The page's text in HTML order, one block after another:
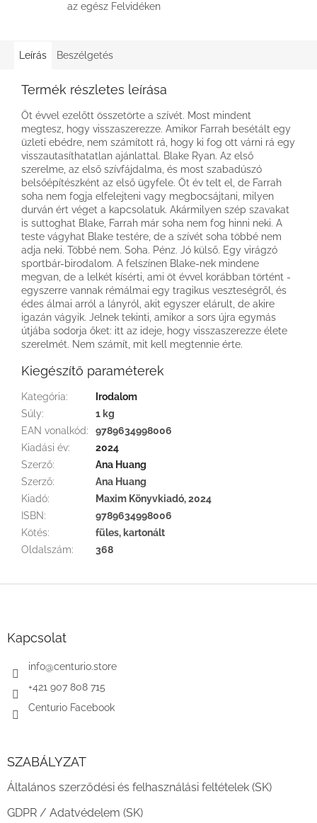
az egész Felvidéken
Leírás Beszélgetés
Termék részletes leírása
Öt évvel ezelőtt összetörte a szívét. Most mindent
megtesz, hogy visszaszerezze. Amikor Farrah besétált egy
üzleti ebédre, nem számított rá, hogy ki fog ott várni rá egy
visszautasíthatatlan ajánlattal. Blake Ryan. Az első
szerelme, az első szívfájdalma, és most szabadúszó
belsőépítészként az első ügyfele. Öt év telt el, de Farrah
soha nem fogja elfelejteni vagy megbocsájtani, milyen
durván ért véget a kapcsolatuk. Akármilyen szép szavakat
is suttoghat Blake, Farrah már soha nem fog hinni neki. A
teste vágyhat Blake testére, de a szívét soha többé nem
adja neki. Többé nem. Soha. Pénz. Jó külső. Egy virágzó
sportbár-birodalom. A felszínen Blake-nek mindene
megvan, de a lelkét kísérti, ami öt évvel korábban történt -
egyszerre vannak rémálmai egy tragikus veszteségről, és
édes álmai arról a lányról, akit egyszer elárult, de akire
igazán vágyik. Jelnek tekinti, amikor a sors újra egymás
útjába sodorja őket: itt az ideje, hogy visszaszerezze élete
szerelmét. Nem számít, mit kell megtennie érte.
Kiegészítő paraméterek
Kategória:
Irodalom
Súly:
1 kg
EAN vonalkód:
9789634998006
Kiadási év:
2024
Szerző:
Ana Huang
Szerző:
Ana Huang
Kiadó:
Maxim Könyvkiadó, 2024
ISBN:
9789634998006
Kötés:
füles, kartonált
Oldalszám: 368
Kapcsolat
info@centurio.store
+421 907 808 715
Centurio Facebook
SZABÁLYZAT
Általános szerződési és felhasználási feltételek (SK)
GDPR / Adatvédelem (SK)